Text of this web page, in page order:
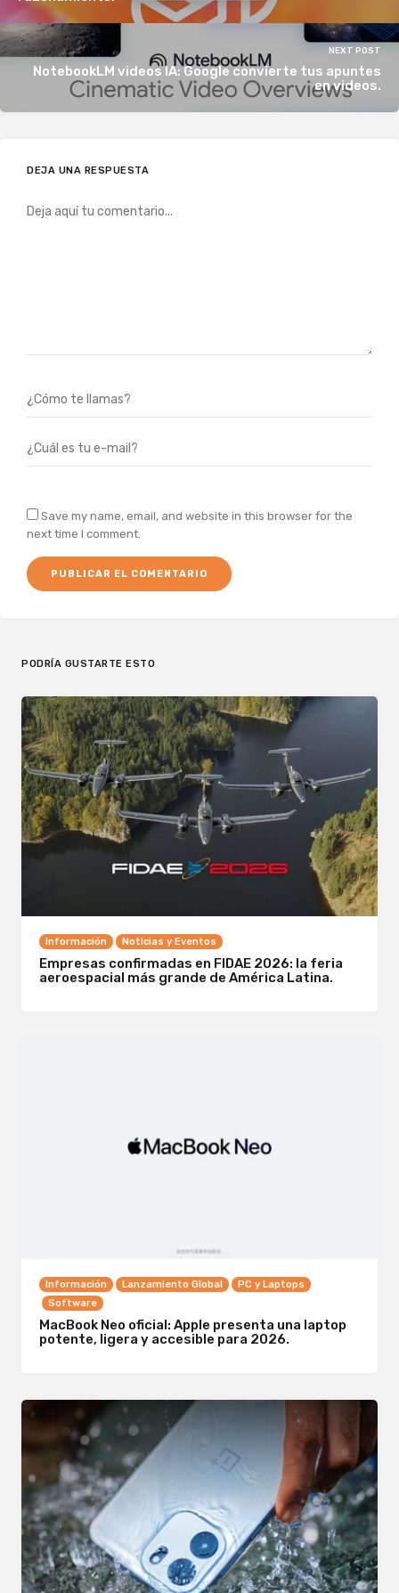
NEXT POST
NotebookLM videos IA: Google convierte tus apuntes
en videos.
DEJA UNA RESPUESTA
Save my name, email, and website in this browser for the
next time I comment.
PODRÍA GUSTARTE ESTO
Información Noticias y Eventos
Empresas confirmadas en FIDAE 2026: la feria
aeroespacial más grande de América Latina.
Información Lanzamiento Global
PC y Laptops
Software
MacBook Neo oficial: Apple presenta una laptop
potente, ligera y accesible para 2026.